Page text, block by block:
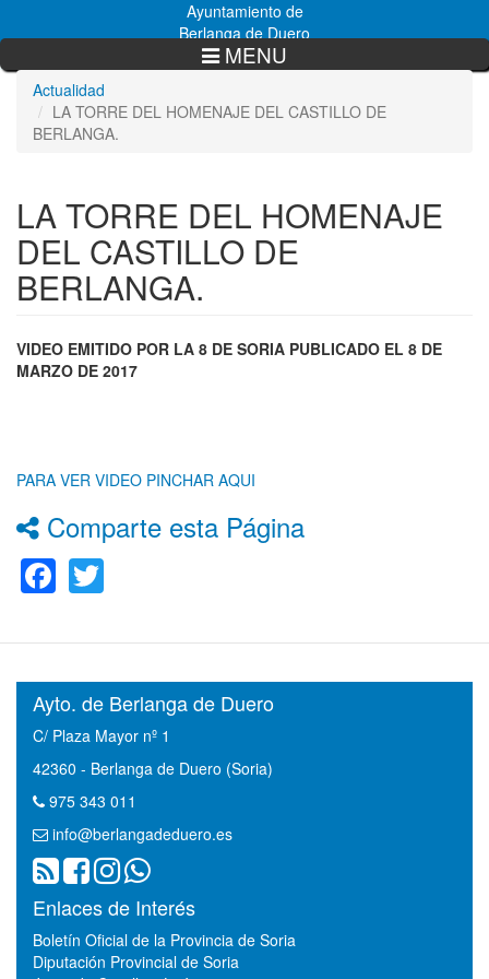
al
principal
Ayuntamiento de
Berlanga de Duero
MENU
Actualidad
LA TORRE DEL HOMENAJE DEL CASTILLO DE
BERLANGA.
LA TORRE DEL HOMENAJE
DEL CASTILLO DE
BERLANGA.
VIDEO EMITIDO POR LA 8 DE SORIA PUBLICADO EL 8 DE
MARZO DE 2017
PARA VER VIDEO PINCHAR AQUI
Comparte esta Página
Facebook
Ayto. de Berlanga de Duero
C/ Plaza Mayor nº 1
42360 - Berlanga de Duero (Soria)
975 343 011
info@berlangadeduero.es
Enlaces de Interés
Boletín Oficial de la Provincia de Soria
Diputación Provincial de Soria